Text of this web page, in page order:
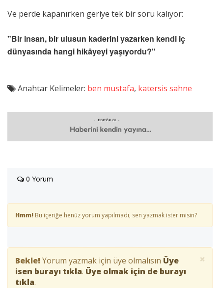
Ve perde kapanırken geriye tek bir soru kalıyor:
"Bir insan, bir ulusun kaderini yazarken kendi iç
dünyasında hangi hikâyeyi yaşıyordu?"
Anahtar Kelimeler: ben mustafa, katersis sahne
0 Yorum
Hmm! Bu içeriğe henüz yorum yapılmadı, sen yazmak ister misin?
×
Bekle! Yorum yazmak için üye olmalısın Üye
isen burayı tıkla. Üye olmak için de burayı
tıkla.